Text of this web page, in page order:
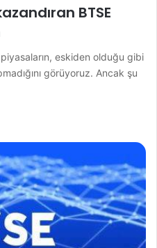
BTSE
eskiden olduğu gibi
görüyoruz. Ancak şu